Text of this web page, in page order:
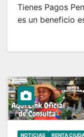
Tienes Pagos
es un beneficio
NOTICIAS RENTA